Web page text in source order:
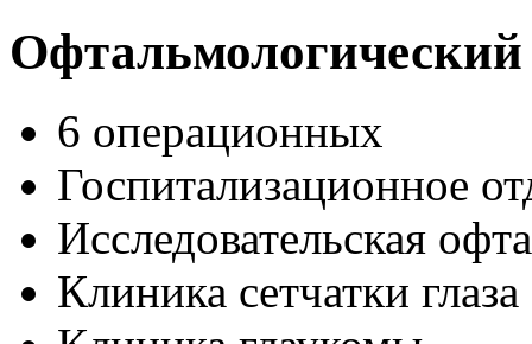
Офтальмологический
6 операционных
Госпитализационное
Исследовательская
Клиника сетчатки глаза